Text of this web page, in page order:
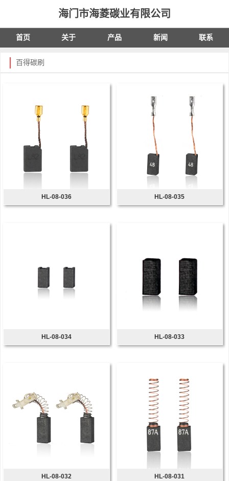
海门市海菱碳业有限公司
首页 关于 产品 新闻 联系
百得碳刷
HL-08-036 HL-08-035
HL-08-034 HL-08-033
HL-08-032 HL-08-031